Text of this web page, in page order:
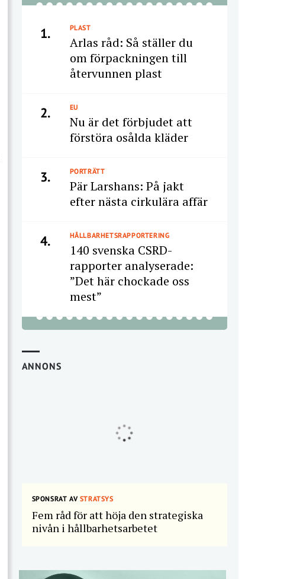
1. PLAST
Arlas råd: Så ställer du
om förpackningen till
återvunnen plast
2. EU
Nu är det förbjudet att
förstöra osålda kläder
3. PORTRÄTT
Pär Larshans: På jakt
efter nästa cirkulära affär
4. HÅLLBARHETSRAPPORTERING
140 svenska CSRD-
rapporter analyserade:
”Det här chockade oss
mest”
ANNONS
SPONSRAT AVSTRATSYS
Fem råd för att höja den strategiska
nivån i hållbarhetsarbetet